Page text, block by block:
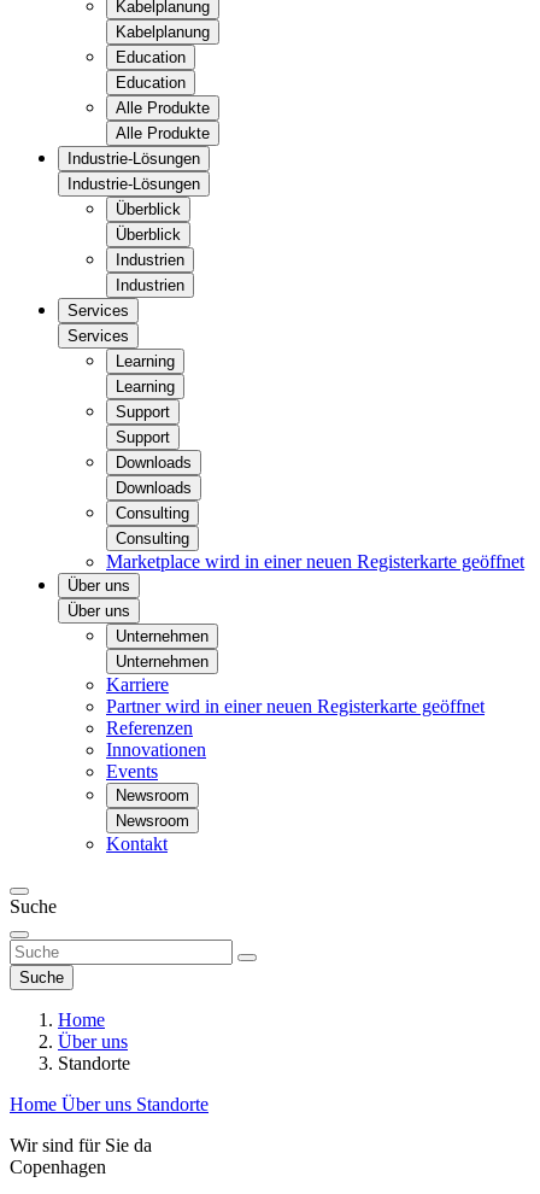
Kabelplanung
Kabelplanung
Education
Education
Alle Produkte
Alle Produkte
Industrie-Lösungen
Industrie-Lösungen
Überblick
Überblick
Industrien
Industrien
Services
Services
Learning
Learning
Support
Support
Downloads
Downloads
Consulting
Consulting
Marketplace wird in einer neuen Registerkarte geöffnet
Über uns
Über uns
Unternehmen
Unternehmen
Karriere
Partnerwird in einer neuen Registerkarte geöffnet
Referenzen
Innovationen
Events
Newsroom
Newsroom
Kontakt
Suche
Suche
Home
Über uns
Standorte
Home Über uns Standorte
Wir sind für Sie da
Copenhagen